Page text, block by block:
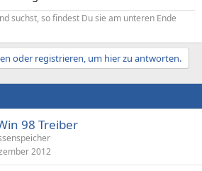
suchst, so findest Du sie am unteren Ende
oder registrieren, um hier zu antworten.
98 Treiber
2012